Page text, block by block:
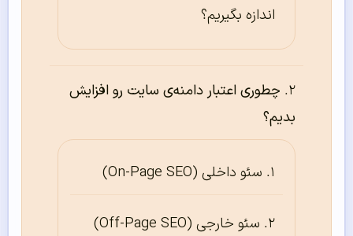
اندازه بگیریم؟
چطوری اعتبار دامنه‌ی سایت رو افزایش
بدیم؟
سئو داخلی (On-Page SEO)
سئو خارجی (Off-Page SEO)